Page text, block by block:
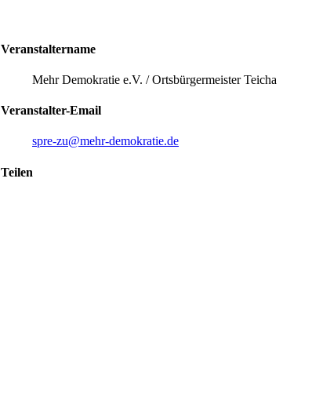
Veranstaltername
Mehr Demokratie e.V. / Ortsbürgermeister Teicha
Veranstalter-Email
spre-zu@mehr-demokratie.de
Teilen